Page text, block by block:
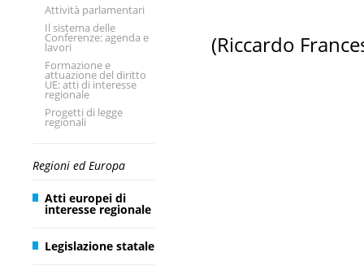
Attività parlamentari
Il sistema delle
Conferenze: agenda e
lavori
Formazione e
attuazione del diritto
UE: atti di interesse
regionale
Progetti di legge
regionali
Regioni ed Europa
Atti europei di
interesse regionale
Legislazione statale
(Riccardo